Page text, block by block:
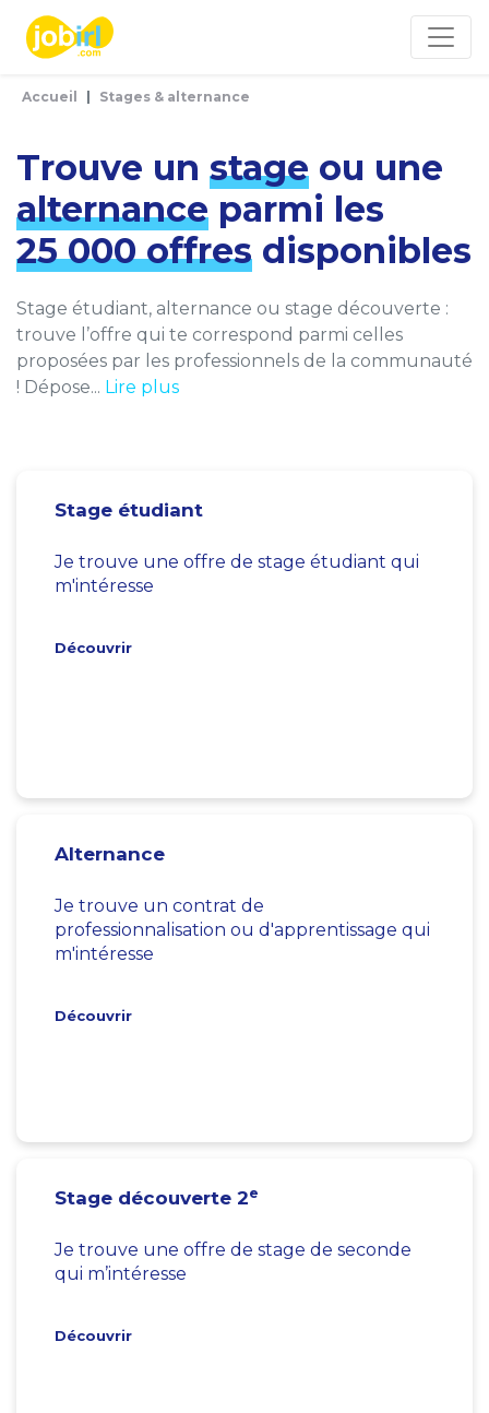
Accueil Stages & alternance
Trouve un stage ou une
alternance parmi les
25 000 offres disponibles
Stage étudiant, alternance ou stage découverte :
trouve l’offre qui te correspond parmi celles
proposées par les professionnels de la communauté
! Dépose... Lire plus
Stage étudiant
Je trouve une offre de stage étudiant qui
m'intéresse
Découvrir
Alternance
Je trouve un contrat de
professionnalisation ou d'apprentissage qui
m'intéresse
Découvrir
Stage découverte 2e
Je trouve une offre de stage de seconde
qui m’intéresse
Découvrir
Panneau de gestion des cookies